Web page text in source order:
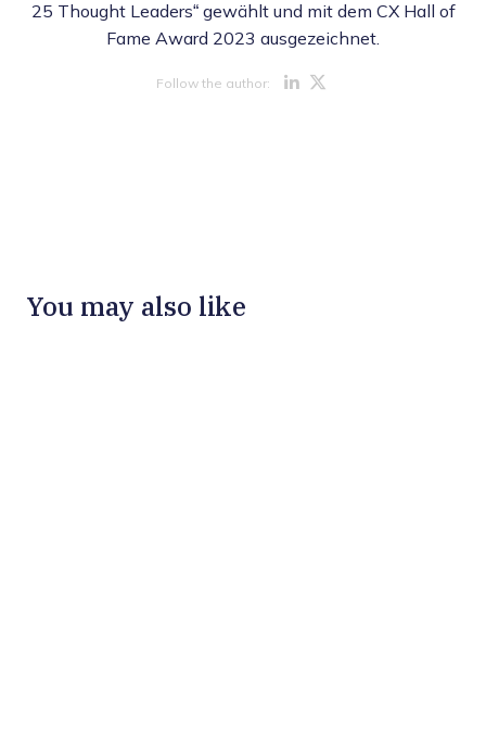
25 Thought Leaders“ gewählt und mit dem CX Hall of
Fame Award 2023 ausgezeichnet.
Follow the author: Opens new
You may also like